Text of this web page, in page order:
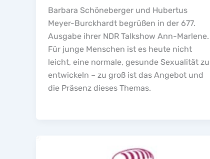
Barbara Schöneberger und Hubertus
Meyer-Burckhardt begrüßen in der 677.
Ausgabe ihrer NDR Talkshow Ann-Marlene.
Für junge Menschen ist es heute nicht
leicht, eine normale, gesunde Sexualität zu
entwickeln – zu groß ist das Angebot und
die Präsenz dieses Themas.